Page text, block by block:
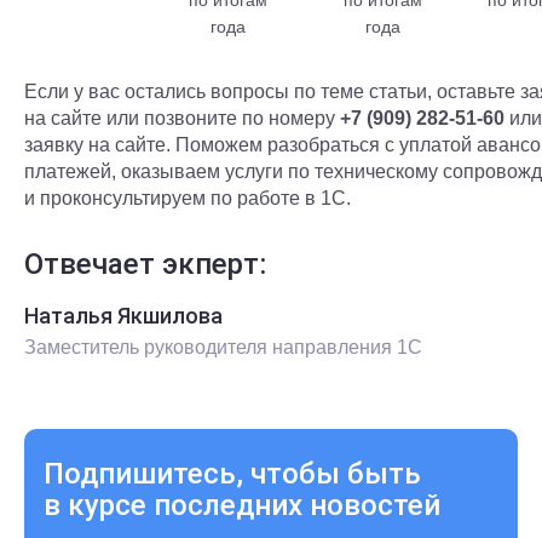
года
года
Если у вас остались вопросы по теме статьи, оставьте
на сайте или позвоните по номеру +7 (909) 282-51-60
заявку на сайте. Поможем разобраться с уплатой
платежей, оказываем услуги по техническому
и проконсультируем по работе в 1С.
Отвечает экперт:
Наталья Якшилова
Заместитель руководителя направления 1С
Подпишитесь, чтобы быть
в курсе последних новостей